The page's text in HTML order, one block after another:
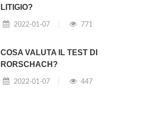
LITIGIO?
2022-01-07 771
COSA VALUTA IL TEST DI
RORSCHACH?
2022-01-07 447